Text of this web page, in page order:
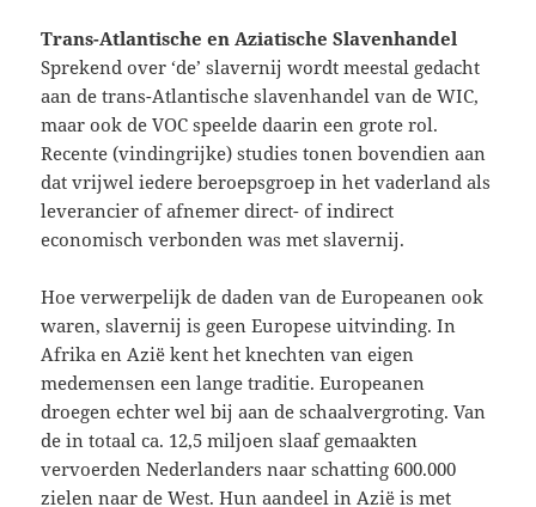
Trans-Atlantische en Aziatische Slavenhandel
Sprekend over ‘de’ slavernij wordt meestal gedacht
aan de trans-Atlantische slavenhandel van de WIC,
maar ook de VOC speelde daarin een grote rol.
Recente (vindingrijke) studies tonen bovendien aan
dat vrijwel iedere beroepsgroep in het vaderland als
leverancier of afnemer direct- of indirect
economisch verbonden was met slavernij.
Hoe verwerpelijk de daden van de Europeanen ook
waren, slavernij is geen Europese uitvinding. In
Afrika en Azië kent het knechten van eigen
medemensen een lange traditie. Europeanen
droegen echter wel bij aan de schaalvergroting. Van
de in totaal ca. 12,5 miljoen slaaf gemaakten
vervoerden Nederlanders naar schatting 600.000
zielen naar de West. Hun aandeel in Azië is met